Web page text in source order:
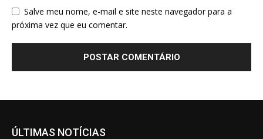
Salve meu nome, e-mail e site neste navegador para a
próxima vez que eu comentar.
ÚLTIMAS NOTÍCIAS